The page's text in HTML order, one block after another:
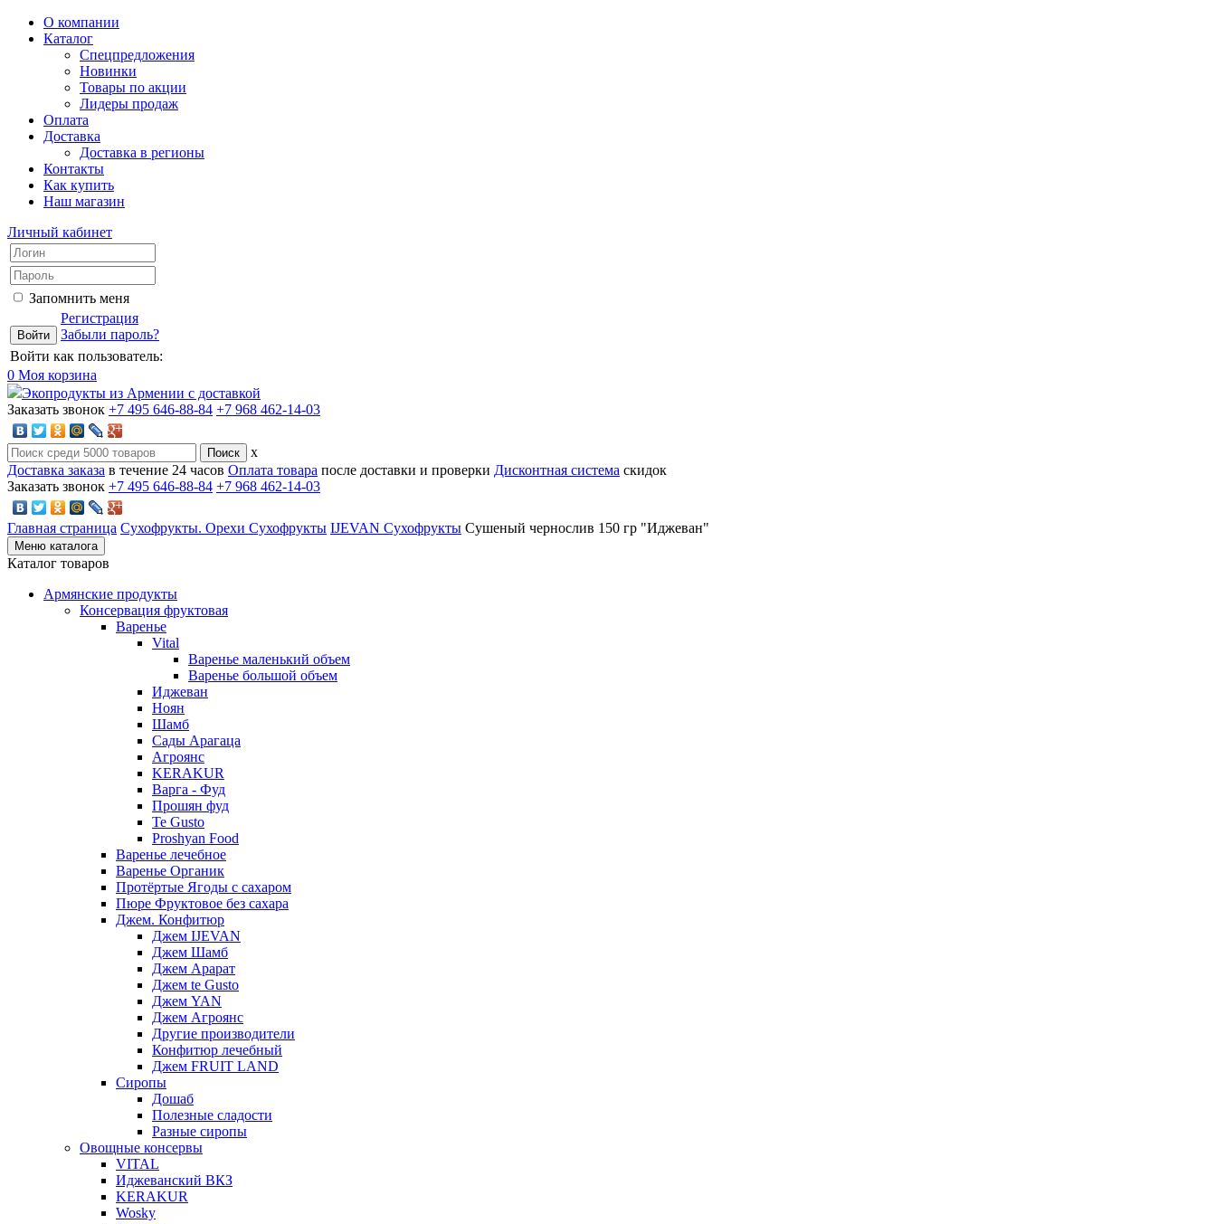
О компании
Каталог
Спецпредложения
Новинки
Товары по акции
Лидеры продаж
Оплата
Доставка
Доставка в регионы
Контакты
Как купить
Наш магазин
Личный кабинет
Запомнить меня
Регистрация
Забыли пароль?
Войти как пользователь:
0 Моя корзина
Экопродукты из Армении с доставкой
Заказать звонок +7 495 646-88-84 +7 968 462-14-03
x
Доставка заказа в течение 24 часов Оплата товара после доставки и проверки Дисконтная система скидок
Заказать звонок +7 495 646-88-84 +7 968 462-14-03
Главная страница Сухофрукты. Орехи Сухофрукты IJEVAN Сухофрукты Сушеный чернослив 150 гр "Иджеван"
Меню каталога
Каталог товаров
Армянские продукты
Консервация фруктовая
Варенье
Vital
Варенье маленький объем
Варенье большой объем
Иджеван
Ноян
Шамб
Сады Арагаца
Агроянс
KERAKUR
Варга - Фуд
Прошян фуд
Te Gusto
Proshyan Food
Варенье лечебное
Варенье Органик
Протёртые Ягоды с сахаром
Пюре Фруктовое без сахара
Джем. Конфитюр
Джем IJEVAN
Джем Шамб
Джем Арарат
Джем te Gusto
Джем YAN
Джем Агроянс
Другие производители
Конфитюр лечебный
Джем FRUIT LAND
Сиропы
Дошаб
Полезные сладости
Разные сиропы
Овощные консервы
VITAL
Иджеванский ВКЗ
KERAKUR
Wosky